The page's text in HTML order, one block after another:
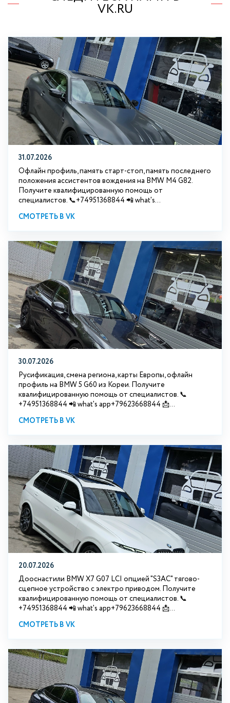
VK.RU
31.07.2026
Офлайн профиль, память старт-стоп, память последнего
положения ассистентов вождения на BMW М4 G82.
Получите квалифицированную помощь от
специалистов. 📞+74951368844 📲 what's...
СМОТРЕТЬ В VK
30.07.2026
Русификация, смена региона, карты Европы, офлайн
профиль на BMW 5 G60 из Кореи. Получите
квалифицированную помощь от специалистов. 📞
+74951368844 📲 what's app+79623668844 📩...
СМОТРЕТЬ В VK
20.07.2026
Дооснастили BMW Х7 G07 LCI опцией "S3АС" тягово-
сцепное устройство с электро приводом. Получите
квалифицированную помощь от специалистов. 📞
+74951368844 📲 what's app+79623668844 📩...
СМОТРЕТЬ В VK